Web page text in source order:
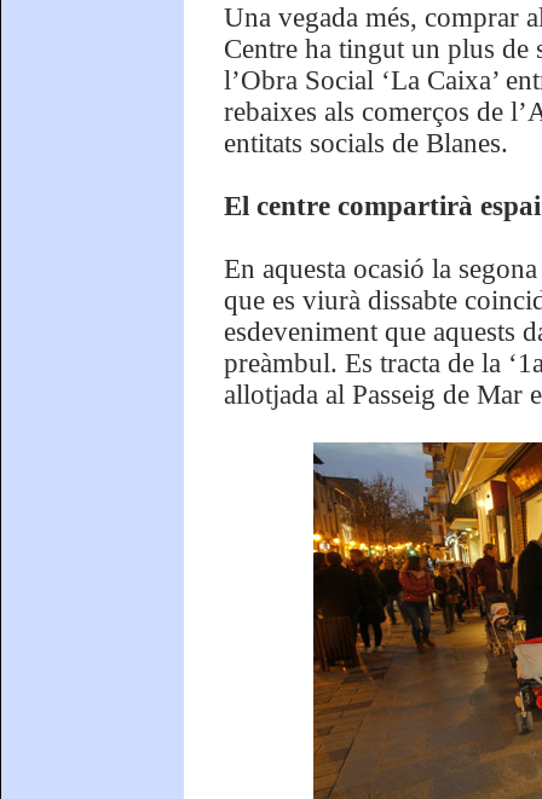
Una vegada més, comprar
Centre ha tingut un plus de
l’Obra Social ‘La Caixa’
rebaixes als comerços de
entitats socials de Blanes.
El centre compartirà
En aquesta ocasió la
que es viurà dissabte
esdeveniment que aquests
preàmbul. Es tracta de la
allotjada al Passeig de Mar